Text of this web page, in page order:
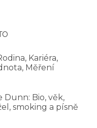
Kariéra,
Měření
Dunn: Bio, věk,
smoking a písně